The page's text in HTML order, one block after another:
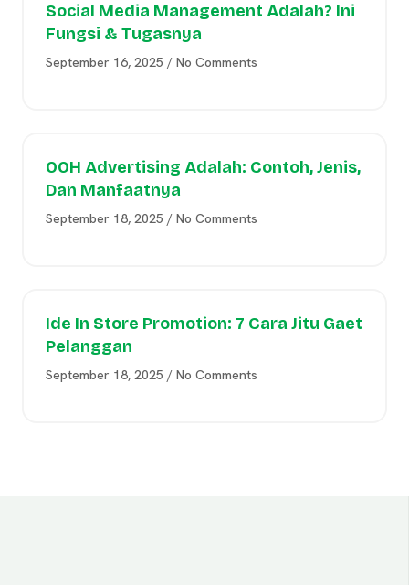
Social Media Management Adalah? Ini
Fungsi & Tugasnya
September 16, 2025 No Comments
OOH Advertising Adalah: Contoh, Jenis,
Dan Manfaatnya
September 18, 2025 No Comments
Ide In Store Promotion: 7 Cara Jitu Gaet
Pelanggan
September 18, 2025 No Comments